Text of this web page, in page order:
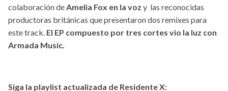
colaboración deAmelia Fox en la voz y las reconocidas
productoras británicas que presentaron dos remixes para
este track. El EP compuesto por tres cortes vio la luz con
Armada Music.
Siga la playlist actualizada de Residente X: